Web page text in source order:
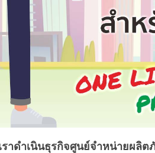
ราดำเนินธุรกิจศูนย์จำหน่ายผลิ